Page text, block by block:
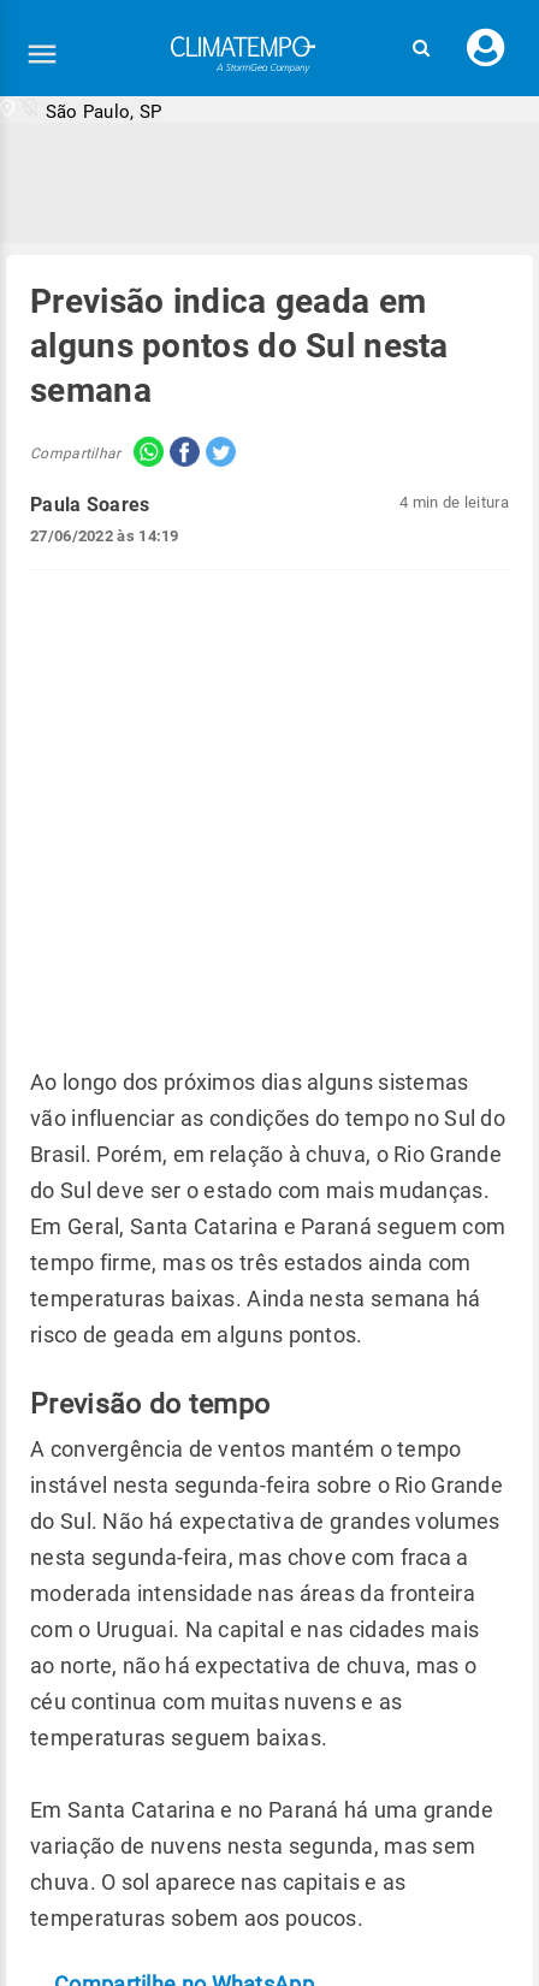
seu
São Paulo, SP
Previsão indica geada em
alguns pontos do Sul nesta
semana
Compartilhar
Paula Soares
27/06/2022 às 14:19
4 min de leitura
Ao longo dos próximos dias alguns sistemas
vão influenciar as condições do tempo no Sul do
Brasil. Porém, em relação à chuva, o Rio Grande
do Sul deve ser o estado com mais mudanças.
Em Geral, Santa Catarina e Paraná seguem com
tempo firme, mas os três estados ainda com
temperaturas baixas. Ainda nesta semana há
risco de geada em alguns pontos.
Previsão do tempo
A convergência de ventos mantém o tempo
instável nesta segunda-feira sobre o Rio Grande
do Sul. Não há expectativa de grandes volumes
nesta segunda-feira, mas chove com fraca a
moderada intensidade nas áreas da fronteira
com o Uruguai. Na capital e nas cidades mais
ao norte, não há expectativa de chuva, mas o
céu continua com muitas nuvens e as
temperaturas seguem baixas.
Em Santa Catarina e no Paraná há uma grande
variação de nuvens nesta segunda, mas sem
chuva. O sol aparece nas capitais e as
temperaturas sobem aos poucos.